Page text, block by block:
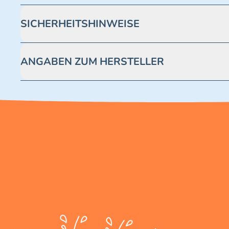
SICHERHEITSHINWEISE
ANGABEN ZUM HERSTELLER